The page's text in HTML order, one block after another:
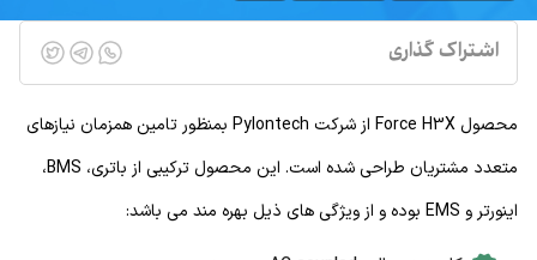
اشتراک گذاری
محصول Force H3X از شرکت Pylontech بمنظور تامین همزمان نیازهای
متعدد مشتریان طراحی شده است. این محصول ترکیبی از باتری، BMS،
اینورتر و EMS بوده و از ویژگی های ذیل بهره مند می باشد: